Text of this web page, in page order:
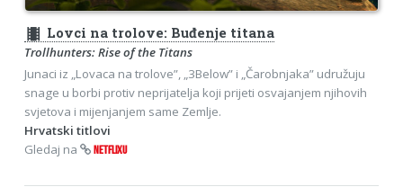
theaters Lovci na trolove: Buđenje titana
Trollhunters: Rise of the Titans
Junaci iz „Lovaca na trolove”, „3Below” i „Čarobnjaka” udružuju
snage u borbi protiv neprijatelja koji prijeti osvajanjem njihovih
svjetova i mijenjanjem same Zemlje.
Hrvatski titlovi
Gledaj na
NETFLIXU